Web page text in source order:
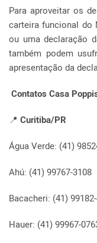
Para aproveitar os
carteira funcional do
ou uma declaração
também podem
apresentação da
Contatos Casa
📍 Curitiba/PR
Água Verde: (41)
Ahú: (41) 99767-3108
Bacacheri: (41)
Hauer: (41) 99967-